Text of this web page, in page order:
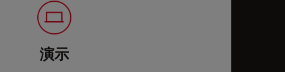
演示